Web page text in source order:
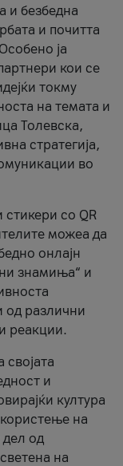
и безбедна
и почитта
ја
кои се
токму
на темата и
Толевска,
стратегија,
во
со QR
можеа да
онлајн
знамиња“ и
од различни
реакции.
својата
и
култура
на
дел од
на